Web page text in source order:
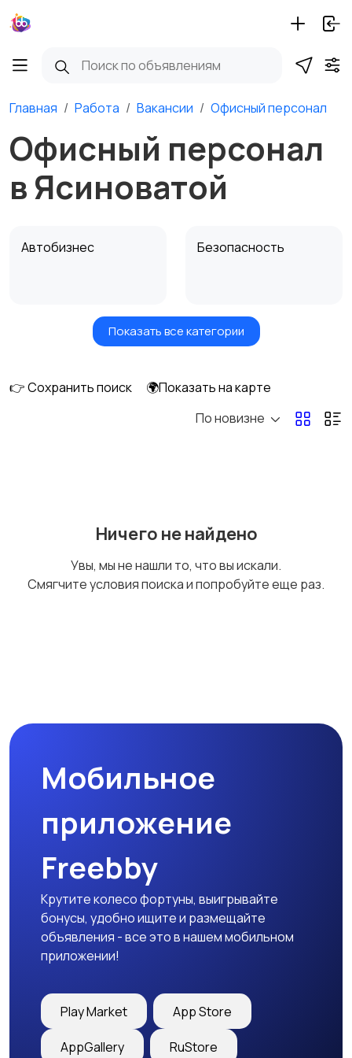
Главная Работа Вакансии Офисный персонал
Офисный персонал
в Ясиноватой
Автобизнес Безопасность
Бытовые услуги и
Высший менеджмент
Добыча сырья,
Медицина Начало карьеры
Образование и наука
закупки
Показать все категории
👉 Сохранить поиск
🌍Показать на карте
По новизне
Ничего не найдено
Увы, мы не нашли то, что вы искали.
Смягчите условия поиска и попробуйте еще раз.
Мобильное
приложение
Freebby
Крутите колесо фортуны, выигрывайте
бонусы, удобно ищите и размещайте
объявления - все это в нашем мобильном
приложении!
Play Market App Store
AppGallery RuStore